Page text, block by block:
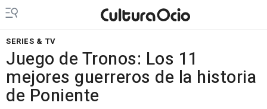
SERIES & TV
Juego de Tronos: Los 11
mejores guerreros de la historia
de Poniente